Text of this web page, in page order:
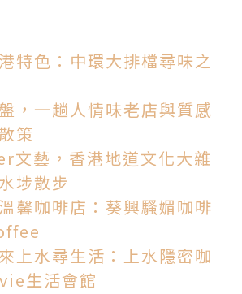
特色：中環大排檔尋味之
，一趟人情味老店與質感
策
文藝，香港地道文化大雜
埗散步
馨咖啡店：葵興騷媚咖啡
上水尋生活：上水隱密咖
生活會館